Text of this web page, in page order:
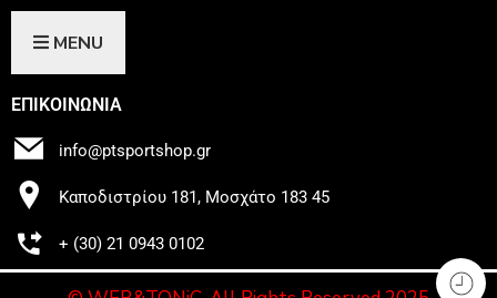
MENU
ΕΠΙΚΟΙΝΩΝΙΑ
info@ptsportshop.gr
Καποδιστρίου 181, Μοσχάτο 183 45
+ (30) 21 0943 0102